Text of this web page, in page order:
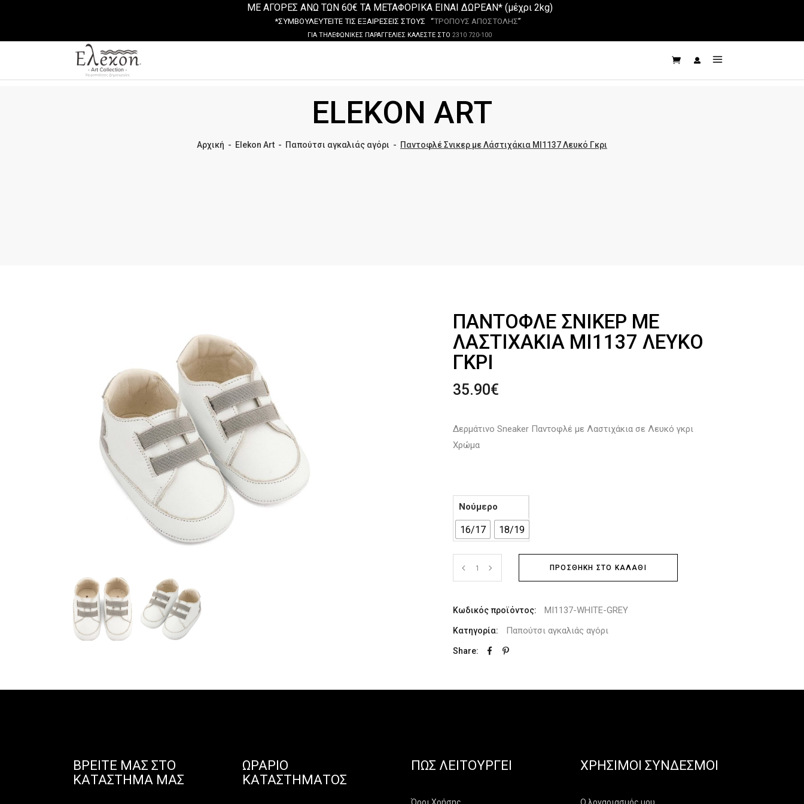
ΜΕ ΑΓΟΡΕΣ ΑΝΩ ΤΩΝ 60€ ΤΑ ΜΕΤΑΦΟΡΙΚΑ ΕΙΝΑΙ ΔΩΡΕΑΝ* (μέχρι 2kg)
*ΣΥΜΒΟΥΛΕΥΤΕΙΤΕ ΤΙΣ ΕΞΑΙΡΕΣΕΙΣ ΣΤΟΥΣ “ΤΡΟΠΟΥΣ ΑΠΟΣΤΟΛΗΣ”
ΓΙΑ ΤΗΛΕΦΩΝΙΚΕΣ ΠΑΡΑΓΓΕΛΙΕΣ ΚΑΛΕΣΤΕ ΣΤΟ 2310 720-100
ELEKON ART
Αρχική - Elekon Art - Παπούτσι αγκαλιάς αγόρι - Παντοφλέ Σνικερ με Λάστιχάκια MI1137 Λευκό Γκρι
ΠΑΝΤΟΦΛΈ ΣΝΙΚΕΡ ΜΕ
ΛΆΣΤΙΧΆΚΙΑ MI1137 ΛΕΥΚΌ
ΓΚΡΙ
35.90€
Δερμάτινο Sneaker Παντοφλέ με Λαστιχάκια σε Λευκό γκρι
Χρώμα
Νούμερο
16/17 18/19
ΠΡΟΣΘΉΚΗ ΣΤΟ ΚΑΛΆΘΙ
Κωδικός προϊόντος: MI1137-WHITE-GREY
Κατηγορία: Παπούτσι αγκαλιάς αγόρι
Share:
ΒΡΕΊΤΕ ΜΑΣ ΣΤΟ
ΚΑΤΆΣΤΗΜΑ ΜΑΣ
ΩΡΆΡΙΟ
ΚΑΤΑΣΤΉΜΑΤΟΣ
ΠΏΣ ΛΕΙΤΟΥΡΓΕΊ ΧΡΉΣΙΜΟΙ ΣΎΝΔΕΣΜΟΙ